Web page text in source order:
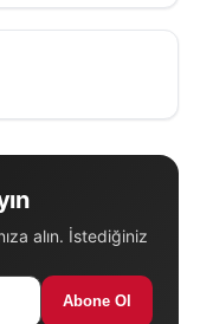
alın. İstediğiniz
Abone Ol